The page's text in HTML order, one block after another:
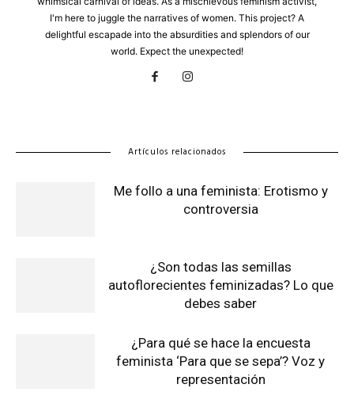
I'm here to juggle the narratives of women. This project? A
delightful escapade into the absurdities and splendors of our
world. Expect the unexpected!
Artículos relacionados
Me follo a una feminista: Erotismo y
controversia
¿Son todas las semillas
autoflorecientes feminizadas? Lo que
debes saber
¿Para qué se hace la encuesta
feminista ‘Para que se sepa’? Voz y
representación